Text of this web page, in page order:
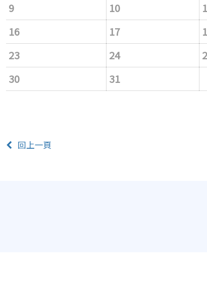
9
10
16
17
23
24
30
31
回上一頁